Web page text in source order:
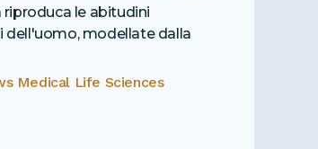
le abitudini
dell'uomo, modellate dalla
Medical Life Sciences